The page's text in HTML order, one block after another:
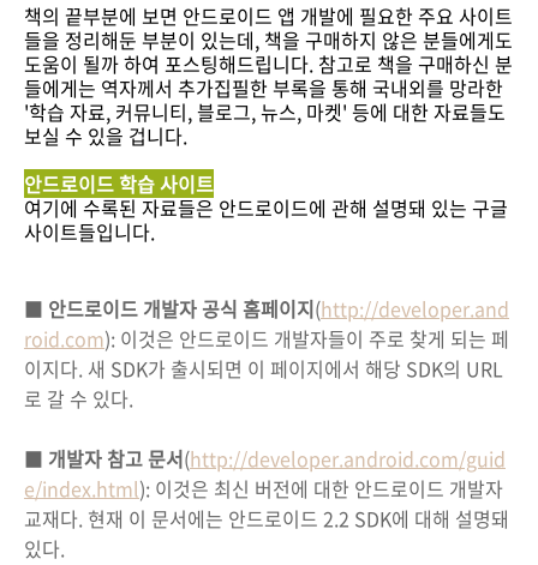
책의 끝부분에 보면 안드로이드 앱 개발에 필요한 주요 사이트
들을 정리해둔 부분이 있는데, 책을 구매하지 않은 분들에게도
도움이 될까 하여 포스팅해드립니다. 참고로 책을 구매하신 분
들에게는 역자께서 추가집필한 부록을 통해 국내외를 망라한
'학습 자료, 커뮤니티, 블로그, 뉴스, 마켓' 등에 대한 자료들도
보실 수 있을 겁니다.
안드로이드 학습 사이트
여기에 수록된 자료들은 안드로이드에 관해 설명돼 있는 구글
사이트들입니다.
■ 안드로이드 개발자 공식 홈페이지(http://developer.and
roid.com): 이것은 안드로이드 개발자들이 주로 찾게 되는 페
이지다. 새 SDK가 출시되면 이 페이지에서 해당 SDK의 URL
로 갈 수 있다.
■ 개발자 참고 문서(http://developer.android.com/guid
e/index.html): 이것은 최신 버전에 대한 안드로이드 개발자
교재다. 현재 이 문서에는 안드로이드 2.2 SDK에 대해 설명돼
있다.